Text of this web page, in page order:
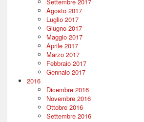
Agosto 2017
Luglio 2017
Giugno 2017
Maggio 2017
Aprile 2017
Marzo 2017
Febbraio 2017
Gennaio 2017
2016
Dicembre 2016
Novembre 2016
Ottobre 2016
Settembre 2016